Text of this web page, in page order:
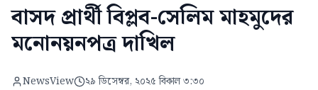
বাসদ প্রার্থী বিপ্লব-সেলিম মাহমুদের
মনোনয়নপত্র দাখিল
NewsView ২৯ ডিসেম্বর, ২০২৫ বিকাল ৩:৩০